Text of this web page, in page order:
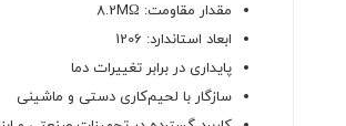
مقدار مقاومت: 8.2MΩ
ابعاد استاندارد: 1206
پایداری در برابر تغییرات دما
سازگار با لحیم‌کاری دستی و ماشینی